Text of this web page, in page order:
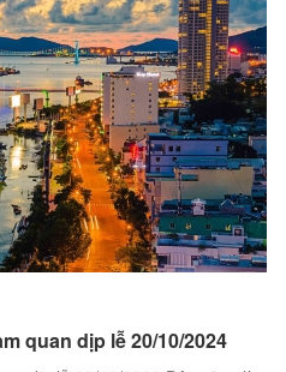
quan dịp lễ 20/10/2024